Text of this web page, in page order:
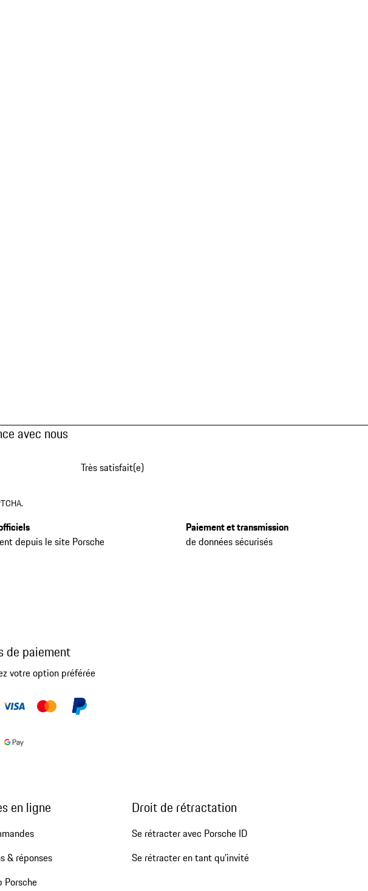
avec nous
Très satisfait(e)
depuis le site Porsche
Paiement et transmission
de données sécurisés
de paiement
votre option préférée
en ligne
& réponses
Porsche
Droit de rétractation
Se rétracter avec Porsche ID
Se rétracter en tant qu’invité